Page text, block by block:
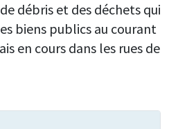
débris et des déchets qui
biens publics au courant
en cours dans les rues de